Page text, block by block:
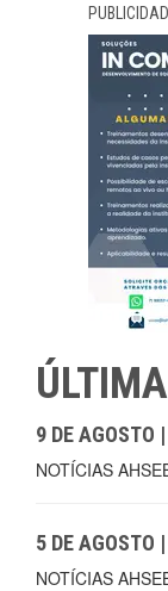
9 DE AGOSTO
NOTÍCIAS
5 DE AGOSTO
NOTÍCIAS